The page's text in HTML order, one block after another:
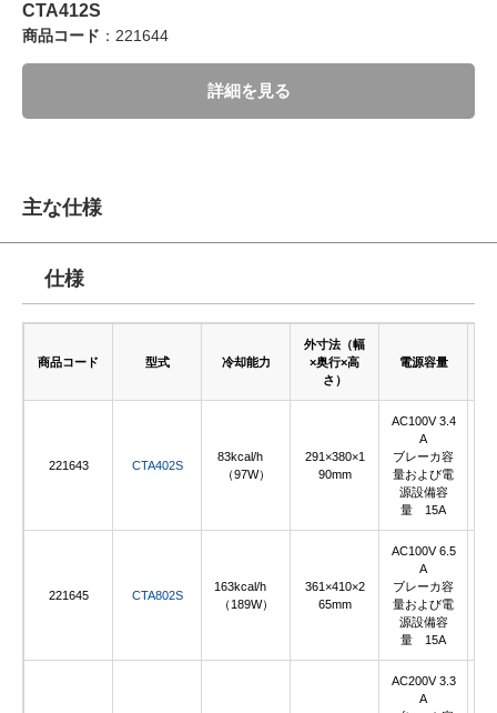
CTA412S
商品コード ：221644
詳細を見る
主な仕様
仕様
商品コード 型式 冷却能力
外寸法（幅
×奥行×高
さ）
電源容量
221643 CTA402S
83kcal/h
（97W）
291×380×1
90mm
AC100V 3.4
A
ブレーカ容
量および電
源設備容
量 15A
221645 CTA802S
163kcal/h
（189W）
361×410×2
65mm
AC100V 6.5
A
ブレーカ容
量および電
源設備容
量 15A
AC200V 3.3
A